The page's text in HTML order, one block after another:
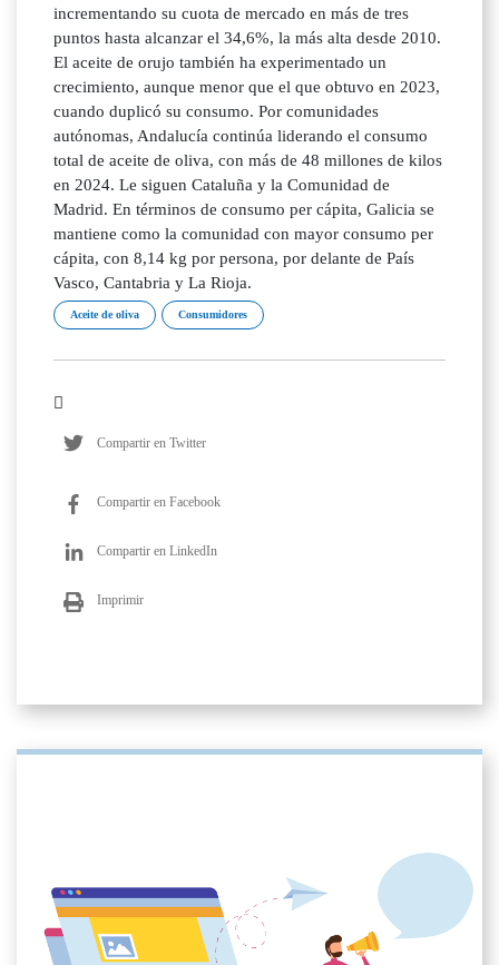
incrementando su cuota de mercado en más de tres
puntos hasta alcanzar el 34,6%, la más alta desde 2010.
El aceite de orujo también ha experimentado un
crecimiento, aunque menor que el que obtuvo en 2023,
cuando duplicó su consumo. Por comunidades
autónomas, Andalucía continúa liderando el consumo
total de aceite de oliva, con más de 48 millones de kilos
en 2024. Le siguen Cataluña y la Comunidad de
Madrid. En términos de consumo per cápita, Galicia se
mantiene como la comunidad con mayor consumo per
cápita, con 8,14 kg por persona, por delante de País
Vasco, Cantabria y La Rioja.
Aceite de oliva Consumidores
Compartir en Twitter
Compartir en Facebook
Compartir en LinkedIn
Imprimir